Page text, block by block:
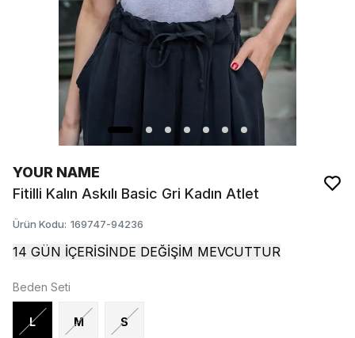
YOUR NAME
Fitilli Kalın Askılı Basic Gri Kadın Atlet
Ürün Kodu: 169747-94236
14 GÜN İÇERİSİNDE DEĞİŞİM MEVCUTTUR
Beden Seti
L M S